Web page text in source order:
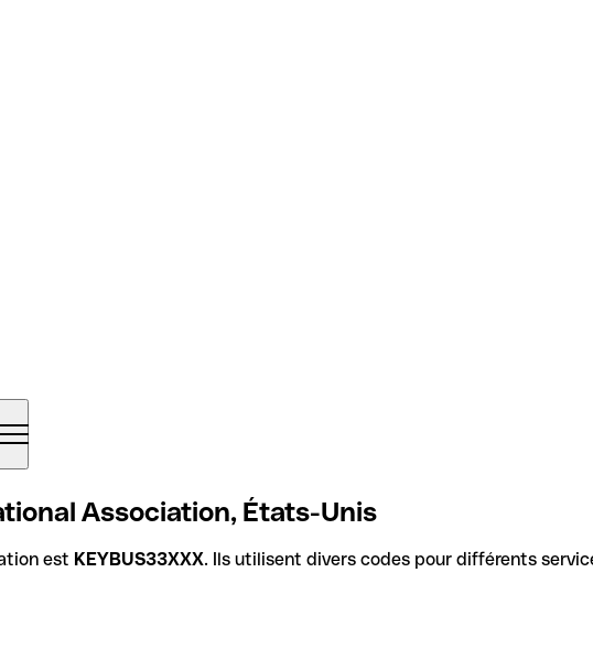
Association, États-Unis
est KEYBUS33XXX. Ils utilisent divers codes pour différents